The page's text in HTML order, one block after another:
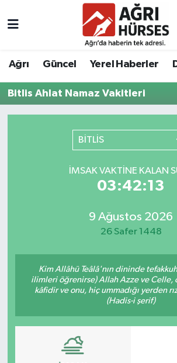
Ağrı Güncel Yerel Haberler
Bitlis Ahlat Namaz Vakitleri
BİTLİS
İMSAK VAKTINE KALAN
03:42:13
9 Ağustos 2026
26 Safer 1448
Kim Allâhü Teâlâ'nın dininde
ilimleri öğrenirse) Allah Azze ve Celle,
kâfidir ve onu, hiç ummadığı yerden
(Hadis-i şerif)
Hava Durumu
Süper Lig Puan Durumu ve
Tüm Manşetler
Son Dakika Haberleri